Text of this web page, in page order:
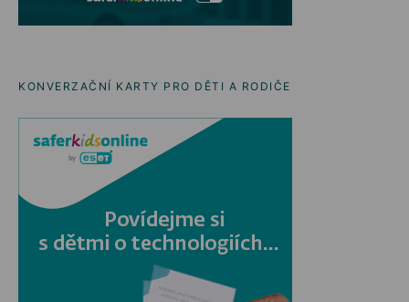
KONVERZAČNÍ KARTY PRO DĚTI A RODIČE